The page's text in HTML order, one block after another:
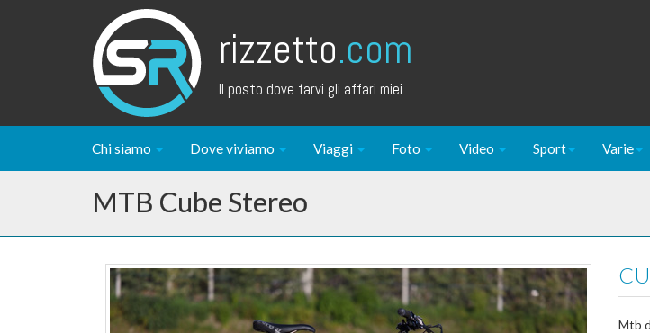
rizzetto.com
Il posto dove farvi gli affari miei...
Chi siamo Dove viviamo Viaggi Foto Video Sport Varie
MTB Cube Stereo
Mtb